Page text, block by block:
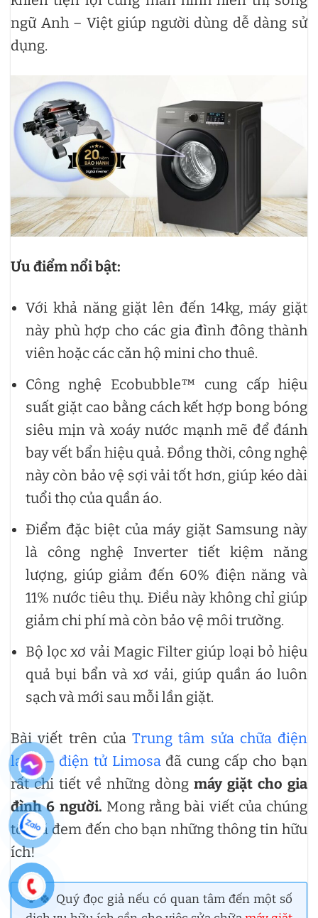
ngữ Anh – Việt giúp người dùng dễ dàng sử
dụng.
Ưu điểm nổi bật:
Với khả năng giặt lên đến 14kg, máy giặt
này phù hợp cho các gia đình đông thành
viên hoặc các căn hộ mini cho thuê.
Công nghệ Ecobubble™ cung cấp hiệu
suất giặt cao bằng cách kết hợp bong bóng
siêu mịn và xoáy nước mạnh mẽ để đánh
bay vết bẩn hiệu quả. Đồng thời, công nghệ
này còn bảo vệ sợi vải tốt hơn, giúp kéo dài
tuổi thọ của quần áo.
Điểm đặc biệt của máy giặt Samsung này
là công nghệ Inverter tiết kiệm năng
lượng, giúp giảm đến 60% điện năng và
11% nước tiêu thụ. Điều này không chỉ giúp
giảm chi phí mà còn bảo vệ môi trường.
Bộ lọc xơ vải Magic Filter giúp loại bỏ hiệu
quả bụi bẩn và xơ vải, giúp quần áo luôn
sạch và mới sau mỗi lần giặt.
Bài viết trên của Trung tâm sửa chữa điện
lạnh – điện tử Limosađã cung cấp cho bạn
rất chi tiết về những dòng máy giặt cho gia
đình 6 người. Mong rằng bài viết của chúng
tôi đã đem đến cho bạn những thông tin hữu
ích!
🍀🍀 Quý đọc giả nếu có quan tâm đến một số